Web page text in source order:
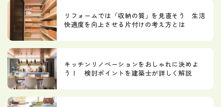
リフォームでは「収納の質」を見直そう 生活
快適度を向上させる片付けの考え方とは
キッチンリノベーションをおしゃれに決めよ
う！ 検討ポイントを建築士が詳しく解説